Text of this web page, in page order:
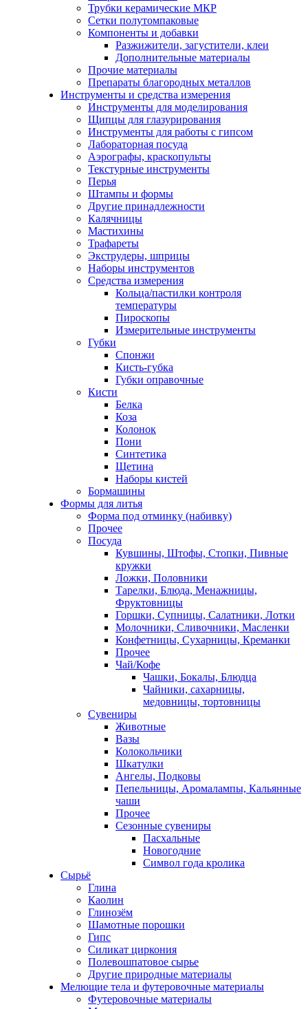
Трубки керамические МКР
Сетки полутомпаковые
Компоненты и добавки
Разжижители, загустители, клеи
Дополнительные материалы
Прочие материалы
Препараты благородных металлов
Инструменты и средства измерения
Инструменты для моделирования
Щипцы для глазурирования
Инструменты для работы с гипсом
Лабораторная посуда
Аэрографы, краскопульты
Текстурные инструменты
Перья
Штампы и формы
Другие принадлежности
Калячницы
Мастихины
Трафареты
Экструдеры, шприцы
Наборы инструментов
Средства измерения
Кольца/пастилки контроля
температуры
Пироскопы
Измерительные инструменты
Губки
Спонжи
Кисть-губка
Губки оправочные
Кисти
Белка
Коза
Колонок
Пони
Синтетика
Щетина
Наборы кистей
Бормашины
Формы для литья
Форма под отминку (набивку)
Прочее
Посуда
Кувшины, Штофы, Стопки, Пивные
кружки
Ложки, Половники
Тарелки, Блюда, Менажницы,
Фруктовницы
Горшки, Супницы, Салатники, Лотки
Молочники, Сливочники, Масленки
Конфетницы, Сухарницы, Креманки
Прочее
Чай/Кофе
Чашки, Бокалы, Блюдца
Чайники, сахарницы,
медовницы, тортовницы
Сувениры
Животные
Вазы
Колокольчики
Шкатулки
Ангелы, Подковы
Пепельницы, Аромалампы, Кальянные
чаши
Прочее
Сезонные сувениры
Пасхальные
Новогодние
Символ года кролика
Сырьё
Глина
Каолин
Глинозём
Шамотные порошки
Гипс
Силикат циркония
Полевошпатовое сырье
Другие природные материалы
Мелющие тела и футеровочные материалы
Футеровочные материалы